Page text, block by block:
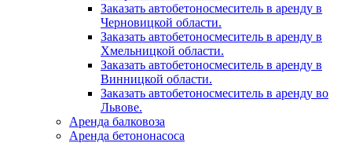
Заказать автобетоносмеситель в аренду в
Черновицкой области.
Заказать автобетоносмеситель в аренду в
Хмельницкой области.
Заказать автобетоносмеситель в аренду в
Винницкой области.
Заказать автобетоносмеситель в аренду во
Львове.
Аренда балковоза
Аренда бетононасоса